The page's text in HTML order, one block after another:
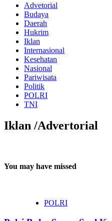
Advetorial
Budaya
Daerah
Hukrim
Iklan
Internasional
Kesehatan
Nasional
Pariwisata
Politik
POLRI
TNI
Iklan /Advertorial
You may have missed
POLRI